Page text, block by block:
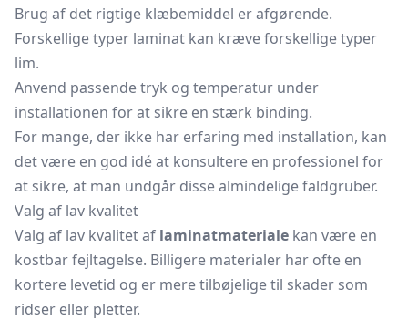
Brug af det rigtige klæbemiddel er afgørende.
Forskellige typer laminat kan kræve forskellige typer
lim.
Anvend passende tryk og temperatur under
installationen for at sikre en stærk binding.
For mange, der ikke har erfaring med installation, kan
det være en god idé at konsultere en professionel for
at sikre, at man undgår disse almindelige faldgruber.
Valg af lav kvalitet
Valg af lav kvalitet af laminatmateriale kan være en
kostbar fejltagelse. Billigere materialer har ofte en
kortere levetid og er mere tilbøjelige til skader som
ridser eller pletter.